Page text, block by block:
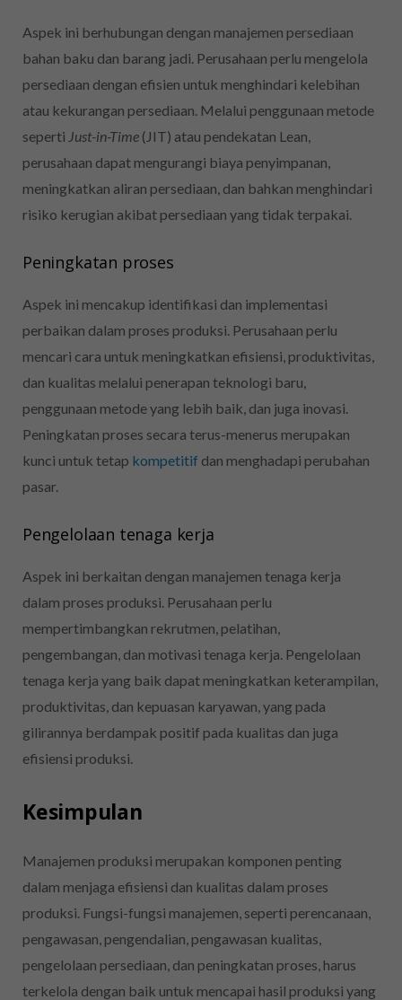
Aspek ini berhubungan dengan manajemen persediaan
bahan baku dan barang jadi. Perusahaan perlu mengelola
persediaan dengan efisien untuk menghindari kelebihan
atau kekurangan persediaan. Melalui penggunaan metode
seperti Just-in-Time (JIT) atau pendekatan Lean,
perusahaan dapat mengurangi biaya penyimpanan,
meningkatkan aliran persediaan, dan bahkan menghindari
risiko kerugian akibat persediaan yang tidak terpakai.
Peningkatan proses
Aspek ini mencakup identifikasi dan implementasi
perbaikan dalam proses produksi. Perusahaan perlu
mencari cara untuk meningkatkan efisiensi, produktivitas,
dan kualitas melalui penerapan teknologi baru,
penggunaan metode yang lebih baik, dan juga inovasi.
Peningkatan proses secara terus-menerus merupakan
kunci untuk tetap kompetitif dan menghadapi perubahan
pasar.
Pengelolaan tenaga kerja
Aspek ini berkaitan dengan manajemen tenaga kerja
dalam proses produksi. Perusahaan perlu
mempertimbangkan rekrutmen, pelatihan,
pengembangan, dan motivasi tenaga kerja. Pengelolaan
tenaga kerja yang baik dapat meningkatkan keterampilan,
produktivitas, dan kepuasan karyawan, yang pada
gilirannya berdampak positif pada kualitas dan juga
efisiensi produksi.
Kesimpulan
Manajemen produksi merupakan komponen penting
dalam menjaga efisiensi dan kualitas dalam proses
produksi. Fungsi-fungsi manajemen, seperti perencanaan,
pengawasan, pengendalian, pengawasan kualitas,
pengelolaan persediaan, dan peningkatan proses, harus
terkelola dengan baik untuk mencapai hasil produksi yang